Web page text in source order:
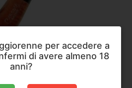
,Pipe
214 – Bent Sax
per accedere a
di avere almeno 18
anni?